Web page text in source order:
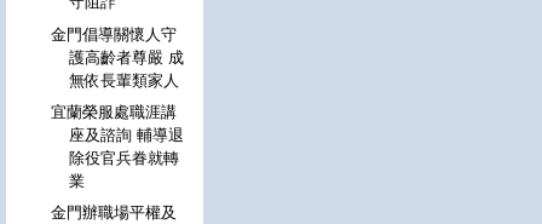
金門倡導關懷人守
護高齡者尊嚴 成
無依長輩類家人
宜蘭榮服處職涯講
座及諮詢 輔導退
除役官兵眷就轉
業
金門辦職場平權及